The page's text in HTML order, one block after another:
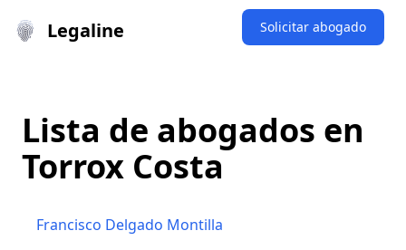
Legaline Solicitar abogado
Lista de abogados en
Torrox Costa
Francisco Delgado Montilla